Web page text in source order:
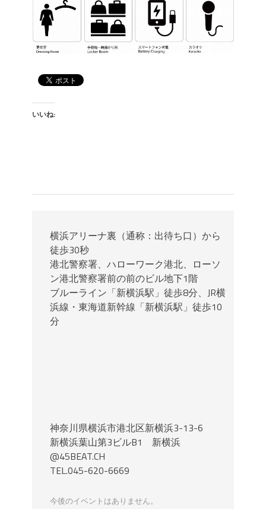
いいね:
横浜アリーナ裏（通称：出待ち口）から
徒歩30秒
港北警察署、ハローワーク港北、ローソ
ン港北警察署前の前のビル地下1階
ブルーライン「新横浜駅」徒歩8分、JR横
浜線・東海道新幹線「新横浜駅」徒歩10
分
神奈川県横浜市港北区新横浜3-13-6
新横浜葉山第3ビルB1 新横浜
@45BEAT.CH
TEL.045-620-6669
今後のイベントはありません。